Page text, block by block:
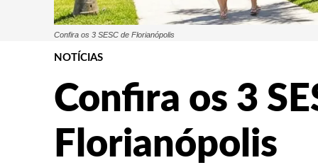
Confira os 3 SESC de Florianópolis
NOTÍCIAS
Confira os 3
Florianópolis